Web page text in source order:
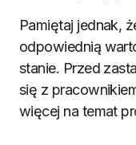
Pamiętaj jednak,
odpowiednią
stanie. Przed
się z
więcej na temat